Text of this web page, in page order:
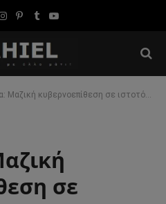
Instagram
Pinterest
TumblrYouTube
κυβερνοεπίθεση σε ιστοτόπους της κυβέρνησης
σε